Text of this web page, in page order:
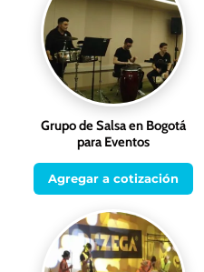
Grupo de Salsa en Bogotá
para Eventos
Agregar a cotización